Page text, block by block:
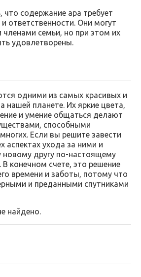
что содержание ара требует
ответственности. Они могут
семьи, но при этом их
удовлетворены.
одними из самых красивых и
нашей планете. Их яркие цвета,
и умение общаться делают
способными
Если вы решите завести
аспектах ухода за ними и
новому другу по-настоящему
В конечном счете, это решение
времени и заботы, потому что
и преданными спутниками
найдено.